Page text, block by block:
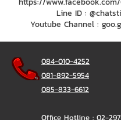
Line ID :
Youtube Channel :
084-010-4252
081-892-5954
085-833-6612
Office Hotline :02-